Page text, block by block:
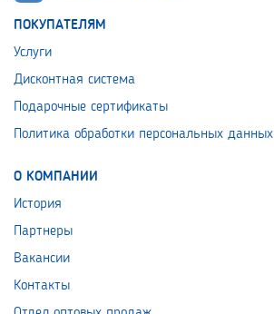
ПОКУПАТЕЛЯМ
Услуги
Дисконтная система
Подарочные сертификаты
Политика обработки персональных данных
О КОМПАНИИ
История
Партнеры
Вакансии
Контакты